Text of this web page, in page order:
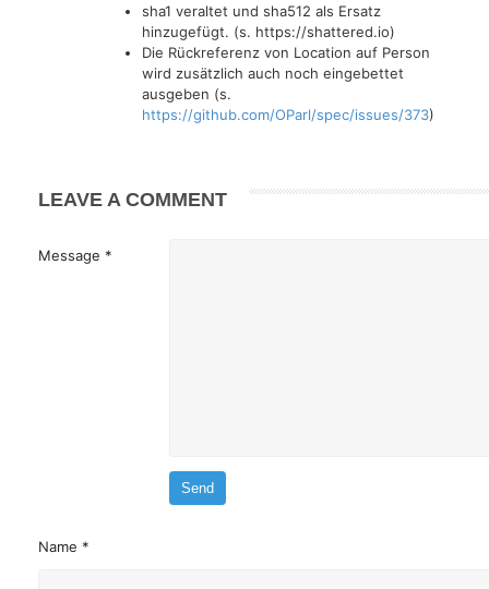
sha1 veraltet und sha512 als Ersatz
hinzugefügt. (s. https://shattered.io)
Die Rückreferenz von Location auf Person
wird zusätzlich auch noch eingebettet
ausgeben (s.
https://github.com/OParl/spec/issues/373)
LEAVE A COMMENT
Message *
Name *